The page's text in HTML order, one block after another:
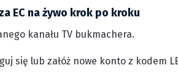
EC na żywo krok po kroku
kanału TV bukmachera.
się lub załóż nowe konto z kodem